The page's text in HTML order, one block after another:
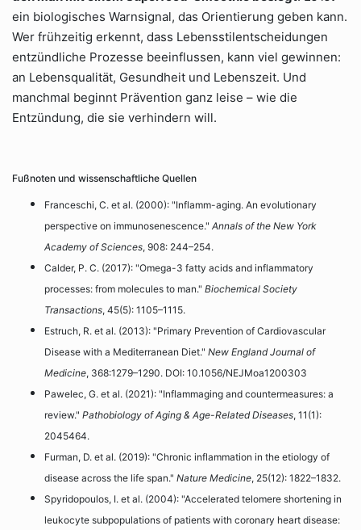
ein biologisches Warnsignal, das Orientierung geben kann.
Wer frühzeitig erkennt, dass Lebensstilentscheidungen
entzündliche Prozesse beeinflussen, kann viel gewinnen:
an Lebensqualität, Gesundheit und Lebenszeit. Und
manchmal beginnt Prävention ganz leise – wie die
Entzündung, die sie verhindern will.
Fußnoten und wissenschaftliche Quellen
Franceschi, C. et al. (2000): "Inflamm-aging. An evolutionary
perspective on immunosenescence." Annals of the New York
Academy of Sciences, 908: 244–254.
Calder, P. C. (2017): "Omega-3 fatty acids and inflammatory
processes: from molecules to man." Biochemical Society
Transactions, 45(5): 1105–1115.
Estruch, R. et al. (2013): "Primary Prevention of Cardiovascular
Disease with a Mediterranean Diet." New England Journal of
Medicine, 368:1279–1290. DOI: 10.1056/NEJMoa1200303
Pawelec, G. et al. (2021): "Inflammaging and countermeasures: a
review." Pathobiology of Aging & Age-Related Diseases, 11(1):
2045464.
Furman, D. et al. (2019): "Chronic inflammation in the etiology of
disease across the life span." Nature Medicine, 25(12): 1822–1832.
Spyridopoulos, I. et al. (2004): "Accelerated telomere shortening in
leukocyte subpopulations of patients with coronary heart disease: